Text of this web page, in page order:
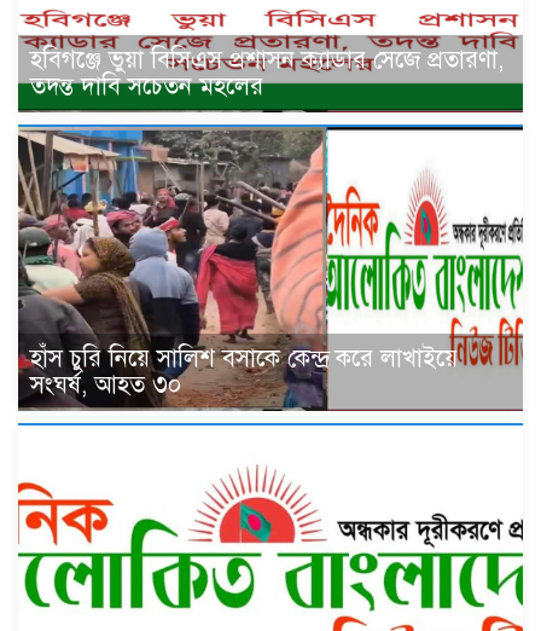
হবিগঞ্জে ভুয়া বিসিএস প্রশাসন ক্যাডার সেজে প্রতারণা,
তদন্ত দাবি সচেতন মহলের
হাঁস চুরি নিয়ে সালিশ বসাকে কেন্দ্র করে লাখাইয়ে
সংঘর্ষ, আহত ৩০